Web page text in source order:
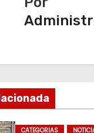
CATEGORIAS